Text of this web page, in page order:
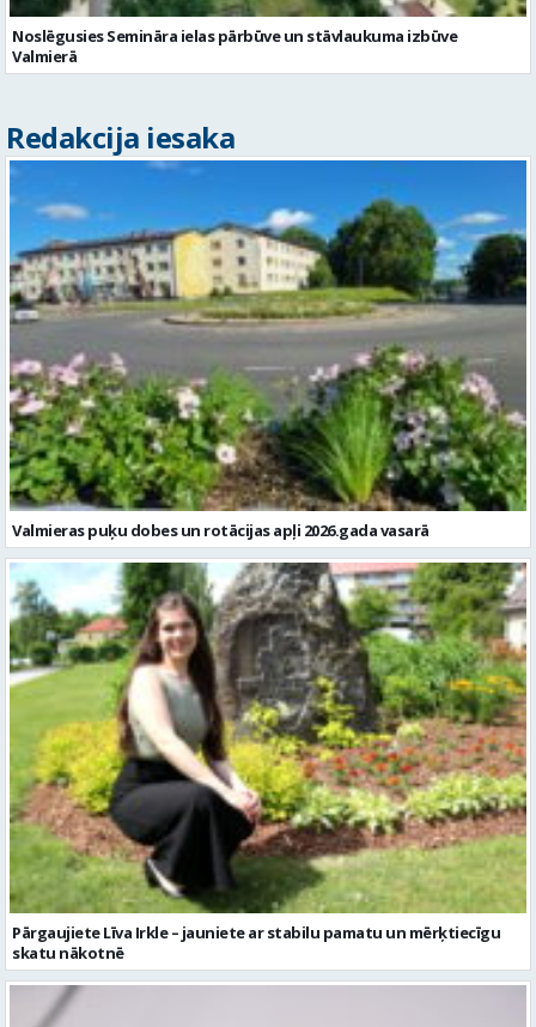
Noslēgusies Semināra ielas pārbūve un stāvlaukuma izbūve
Valmierā
Redakcija iesaka
Valmieras puķu dobes un rotācijas apļi 2026.gada vasarā
Pārgaujiete Līva Irkle – jauniete ar stabilu pamatu un mērķtiecīgu
skatu nākotnē